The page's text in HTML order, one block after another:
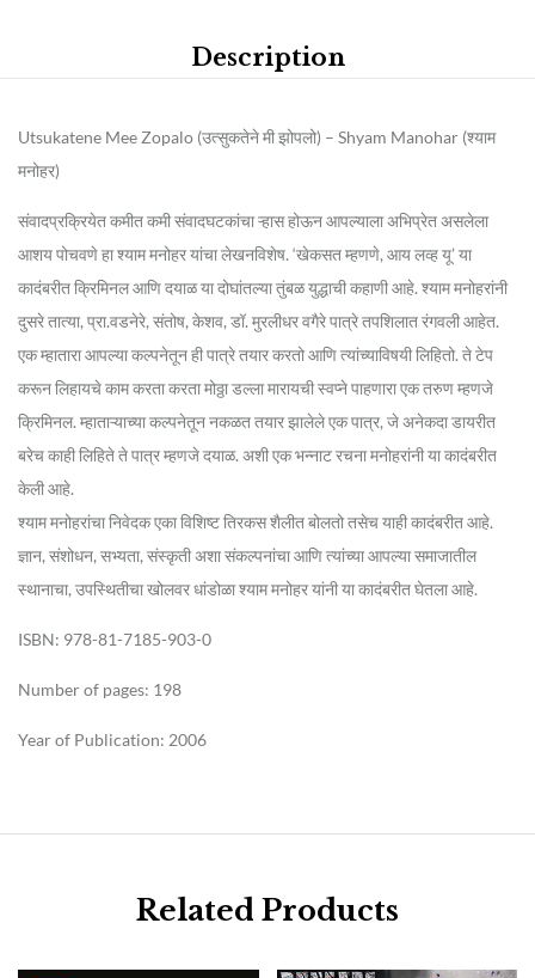
Description
Utsukatene Mee Zopalo (उत्सुकतेने मी झोपलो) – Shyam Manohar (श्याम
मनोहर)
संवादप्रक्रियेत कमीत कमी संवादघटकांचा ऱ्हास होऊन आपल्याला अभिप्रेत असलेला
आशय पोचवणे हा श्याम मनोहर यांचा लेखनविशेष. ‘खेकसत म्हणणे, आय लव्ह यू’ या
कादंबरीत क्रिमिनल आणि दयाळ या दोघांतल्या तुंबळ युद्धाची कहाणी आहे. श्याम मनोहरांनी
दुसरे तात्या, प्रा.वडनेरे, संतोष, केशव, डॉ. मुरलीधर वगैरे पात्रे तपशिलात रंगवली आहेत.
एक म्हातारा आपल्या कल्पनेतून ही पात्रे तयार करतो आणि त्यांच्याविषयी लिहितो. ते टेप
करून लिहायचे काम करता करता मोठ्ठा डल्ला मारायची स्वप्ने पाहणारा एक तरुण म्हणजे
क्रिमिनल. म्हाताऱ्याच्या कल्पनेतून नकळत तयार झालेले एक पात्र, जे अनेकदा डायरीत
बरेच काही लिहिते ते पात्र म्हणजे दयाळ. अशी एक भन्नाट रचना मनोहरांनी या कादंबरीत
केली आहे.
श्याम मनोहरांचा निवेदक एका विशिष्ट तिरकस शैलीत बोलतो तसेच याही कादंबरीत आहे.
ज्ञान, संशोधन, सभ्यता, संस्कृती अशा संकल्पनांचा आणि त्यांच्या आपल्या समाजातील
स्थानाचा, उपस्थितीचा खोलवर धांडोळा श्याम मनोहर यांनी या कादंबरीत घेतला आहे.
ISBN: 978-81-7185-903-0
Number of pages: 198
Year of Publication: 2006
Related Products